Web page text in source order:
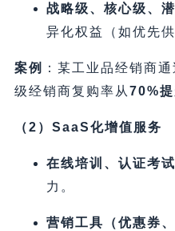
战略级、核心级、
异化权益（如优先
案例
：某工业品经销商
级经销商复购率从 70%
​（2）SaaS化增值服务
在线培训、认证考试
力。
营销工具（优惠券